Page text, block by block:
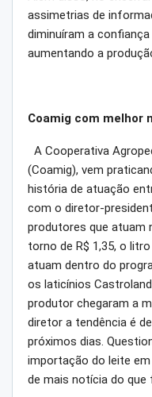
assimetrias de
diminuíram a
aumentando a
Coamig com melhor
A Cooperativa
(Coamig), vem
história de atuação
com o diretor-
produtores que atuam
torno de R$ 1,35, o
atuam dentro do
os laticínios
produtor chegaram a
diretor a tendência é
próximos dias.
importação do leite
de mais notícia do que